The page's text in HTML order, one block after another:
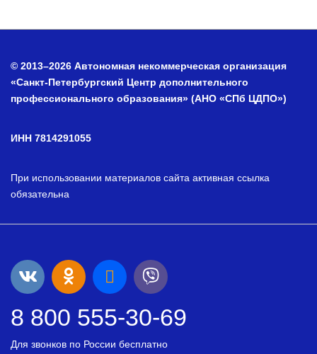
© 2013–2026 Автономная некоммерческая организация
«Санкт-Петербургский Центр дополнительного
профессионального образования» (АНО «СПб ЦДПО»)
ИНН 7814291055
При использовании материалов сайта активная ссылка
обязательна
8 800 555-30-69
Для звонков по России бесплатно